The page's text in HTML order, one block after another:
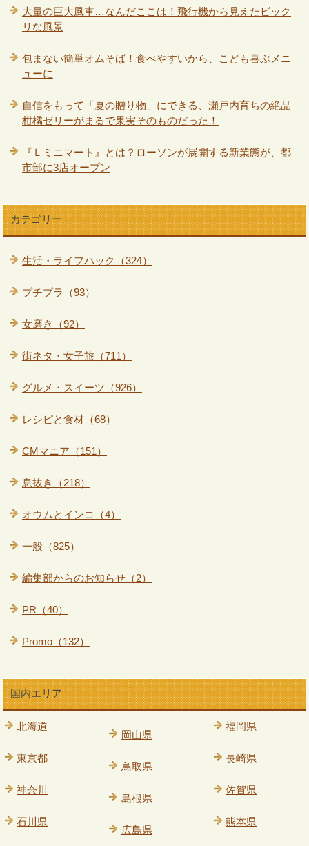
大量の巨大風車…なんだここは！飛行機から見えたビック
リな風景
包まない簡単オムそば！食べやすいから、こども喜ぶメニ
ューに
自信をもって「夏の贈り物」にできる、瀬戸内育ちの絶品
柑橘ゼリーがまるで果実そのものだった！
『Ｌミニマート』とは？ローソンが展開する新業態が、都
市部に3店オープン
カテゴリー
生活・ライフハック（324）
プチプラ（93）
女磨き（92）
街ネタ・女子旅（711）
グルメ・スイーツ（926）
レシピと食材（68）
CMマニア（151）
息抜き（218）
オウムとインコ（4）
一般（825）
編集部からのお知らせ（2）
PR（40）
Promo（132）
国内エリア
北海道
東京都
神奈川
石川県
岡山県
鳥取県
島根県
広島県
福岡県
長崎県
佐賀県
熊本県